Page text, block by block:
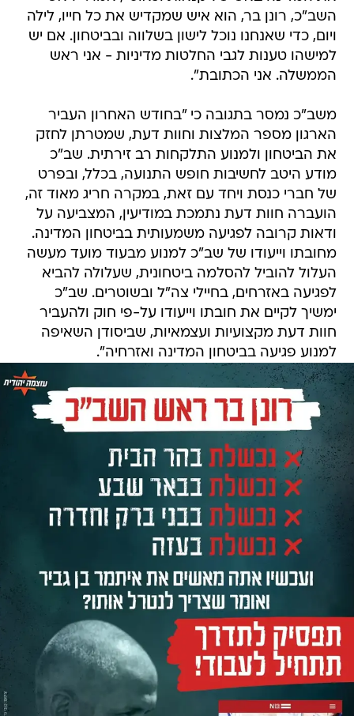
השב"כ, רונן בר, הוא איש שמקדיש את כל חייו, לילה
ויום, כדי שאנחנו נוכל לישון בשלווה ובביטחון. אם יש
למישהו טענות לגבי החלטות מדיניות - אני ראש
הממשלה. אני הכתובת".
משב"כ נמסר בתגובה כי "בחודש האחרון העביר
הארגון מספר המלצות וחוות דעת, שמטרתן לחזק
את הביטחון ולמנוע התלקחות רב זירתית. שב"כ
מודע היטב לחשיבות חופש התנועה, בכלל, ובפרט
של חברי כנסת ויחד עם זאת, במקרה חריג מאוד זה,
הועברה חוות דעת נתמכת במודיעין, המצביעה על
ודאות קרובה לפגיעה משמעותית בביטחון המדינה.
מחובתו וייעודו של שב"כ למנוע מבעוד מועד מעשה
העלול להוביל להסלמה ביטחונית, שעלולה להביא
לפגיעה באזרחים, בחיילי צה"ל ובשוטרים. שב"כ
ימשיך לקיים את חובתו וייעודו על-פי חוק ולהעביר
חוות דעת מקצועיות ועצמאיות, שביסודן השאיפה
למנוע פגיעה בביטחון המדינה ואזרחיה".